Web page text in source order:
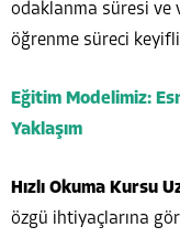
odaklanma süresi ve
öğrenme süreci
Eğitim Modelimiz:
Yaklaşım
Hızlı Okuma Kursu
özgü ihtiyaçlarına